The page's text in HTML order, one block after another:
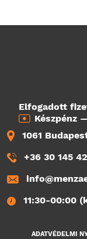
Elfogadott
Készpénz
1061
+36 30 145
11:30-00:00
ADATVÉDELMI